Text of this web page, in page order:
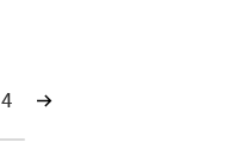
4